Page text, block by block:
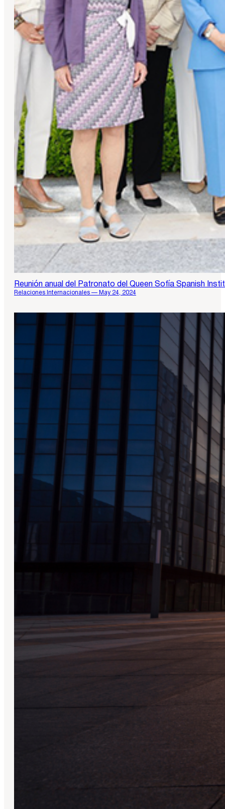
Reunión anual del Patronato del Queen Sofía Spanish
Relaciones Internacionales — May 24, 2024